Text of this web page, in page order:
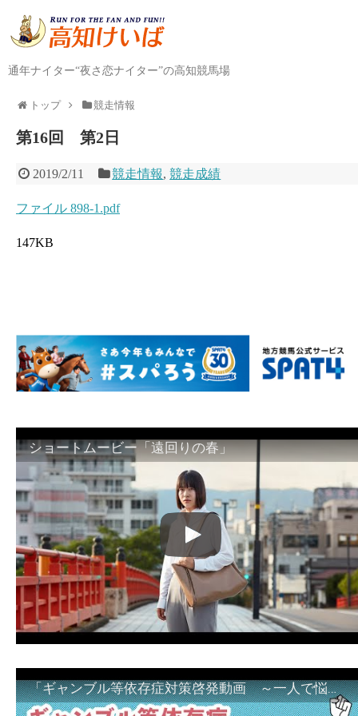
通年ナイター“夜さ恋ナイター”の高知競馬場
トップ 競走情報
第16回 第2日
2019/2/11 競走情報,競走成績
ファイル 898-1.pdf
147KB
ショートムービー「遠回りの春」
「ギャンブル等依存症対策啓発動画 ～一人で悩まず、家族で悩まず、まず！相談機関へ～」